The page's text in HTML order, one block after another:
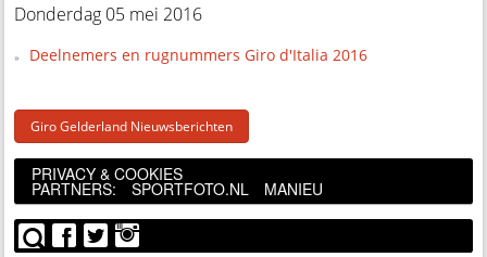
Donderdag 05 mei 2016
Deelnemers en rugnummers Giro d'Italia 2016
Giro Gelderland Nieuwsberichten
PRIVACY & COOKIES
PARTNERS: SPORTFOTO.NL MANIEU